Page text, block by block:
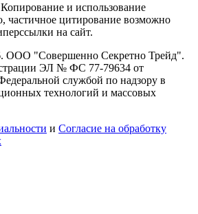
и использование
частичное цитирование возможно
на сайт.
ООО "Совершенно Секретно Трейд".
ЭЛ № ФС 77-79634 от
службой по надзору в
технологий и массовых
и Согласие на обработку